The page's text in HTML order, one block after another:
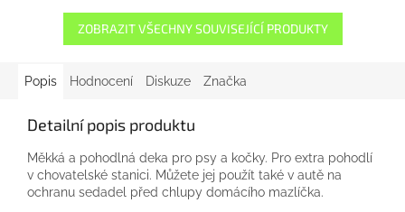
ZOBRAZIT VŠECHNY SOUVISEJÍCÍ PRODUKTY
Popis Hodnocení Diskuze Značka
Detailní popis produktu
Měkká a pohodlná deka pro psy a kočky. Pro extra pohodlí
v chovatelské stanici. Můžete jej použít také v autě na
ochranu sedadel před chlupy domácího mazlíčka.